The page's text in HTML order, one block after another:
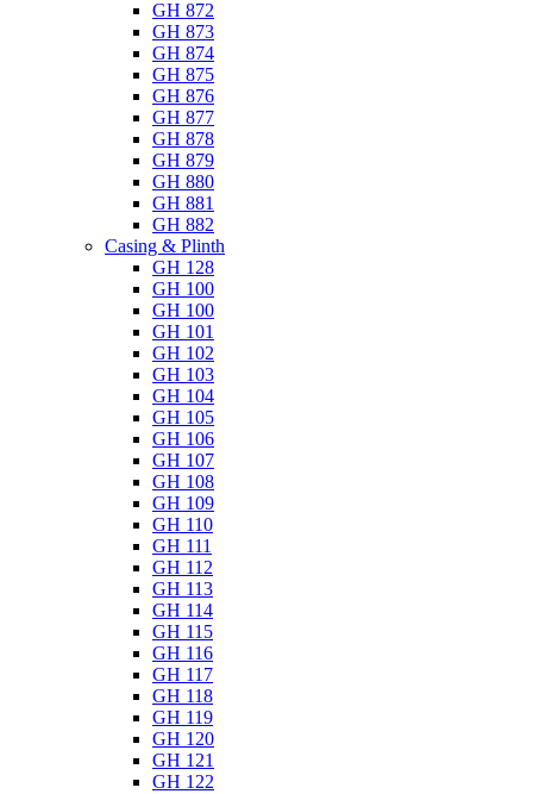
GH 872
GH 873
GH 874
GH 875
GH 876
GH 877
GH 878
GH 879
GH 880
GH 881
GH 882
Casing & Plinth
GH 128
GH 100
GH 100
GH 101
GH 102
GH 103
GH 104
GH 105
GH 106
GH 107
GH 108
GH 109
GH 110
GH 111
GH 112
GH 113
GH 114
GH 115
GH 116
GH 117
GH 118
GH 119
GH 120
GH 121
GH 122